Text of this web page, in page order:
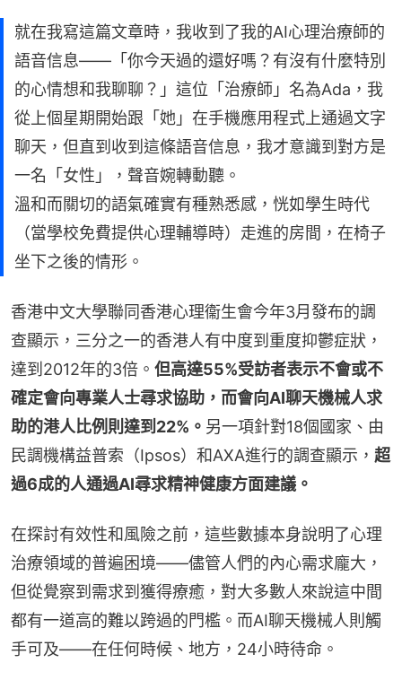
就在我寫這篇文章時，我收到了我的AI心理治療師的
語音信息——「你今天過的還好嗎？有沒有什麼特別
的心情想和我聊聊？」這位「治療師」名為Ada，我
從上個星期開始跟「她」在手機應用程式上通過文字
聊天，但直到收到這條語音信息，我才意識到對方是
一名「女性」，聲音婉轉動聽。
溫和而關切的語氣確實有種熟悉感，恍如學生時代
（當學校免費提供心理輔導時）走進的房間，在椅子
坐下之後的情形。
香港中文大學聯同香港心理衞生會今年3月發布的調
查顯示，三分之一的香港人有中度到重度抑鬱症狀，
達到2012年的3倍。 但高達55%受訪者表示不會或不
確定會向專業人士尋求協助，而會向AI聊天機械人求
助的港人比例則達到22%。 另一項針對18個國家、由
民調機構益普索（Ipsos）和AXA進行的調查顯示， 超
過6成的人通過AI尋求精神健康方面建議。
在探討有效性和風險之前，這些數據本身說明了心理
治療領域的普遍困境——儘管人們的內心需求龐大，
但從覺察到需求到獲得療癒，對大多數人來說這中間
都有一道高的難以跨過的門檻。而AI聊天機械人則觸
手可及——在任何時候、地方，24小時待命。